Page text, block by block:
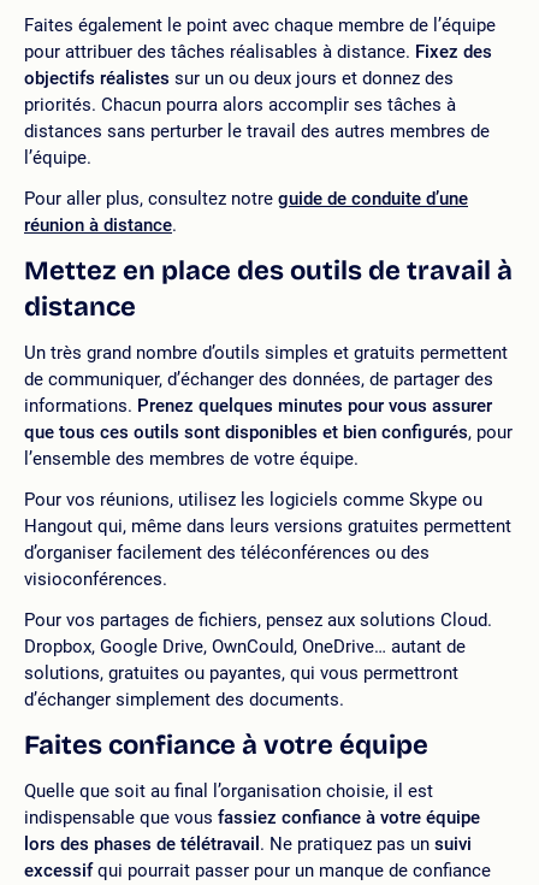
Faites également le point avec chaque membre de l’équipe
pour attribuer des tâches réalisables à distance. Fixez des
objectifs réalistes sur un ou deux jours et donnez des
priorités. Chacun pourra alors accomplir ses tâches à
distances sans perturber le travail des autres membres de
l’équipe.
Pour aller plus, consultez notre guide de conduite d’une
réunion à distance.
Mettez en place des outils de travail à
distance
Un très grand nombre d’outils simples et gratuits permettent
de communiquer, d’échanger des données, de partager des
informations. Prenez quelques minutes pour vous assurer
que tous ces outils sont disponibles et bien configurés, pour
l’ensemble des membres de votre équipe.
Pour vos réunions, utilisez les logiciels comme Skype ou
Hangout qui, même dans leurs versions gratuites permettent
d’organiser facilement des téléconférences ou des
visioconférences.
Pour vos partages de fichiers, pensez aux solutions Cloud.
Dropbox, Google Drive, OwnCould, OneDrive… autant de
solutions, gratuites ou payantes, qui vous permettront
d’échanger simplement des documents.
Faites confiance à votre équipe
Quelle que soit au final l’organisation choisie, il est
indispensable que vous fassiez confiance à votre équipe
lors des phases de télétravail . Ne pratiquez pas un suivi
excessifqui pourrait passer pour un manque de confiance